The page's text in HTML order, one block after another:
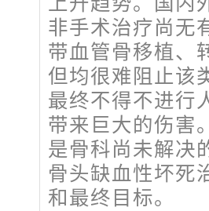
非手术治疗尚无
带血管骨移植、
但均很难阻止该
最终不得不进行
带来巨大的伤害
是骨科尚未解决
骨头缺血性坏死
和最终目标。